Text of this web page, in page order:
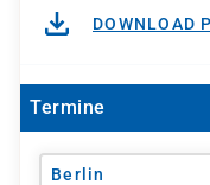
DOWNLOAD
Termine
Berlin